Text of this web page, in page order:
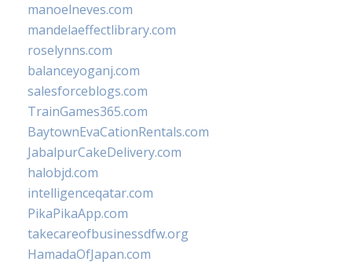
manoelneves.com
mandelaeffectlibrary.com
roselynns.com
balanceyoganj.com
salesforceblogs.com
TrainGames365.com
BaytownEvaCationRentals.com
JabalpurCakeDelivery.com
halobjd.com
intelligenceqatar.com
PikaPikaApp.com
takecareofbusinessdfw.org
HamadaOfJapan.com